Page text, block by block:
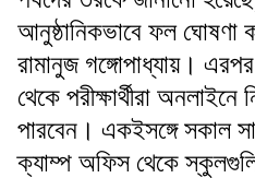
আনুষ্ঠানিকভাবে ফল ঘোষণা
রামানুজ গঙ্গোপাধ্যায়।
থেকে পরীক্ষার্থীরা
পারবেন। একইসঙ্গে সকাল
ক্যাম্প অফিস থেকে